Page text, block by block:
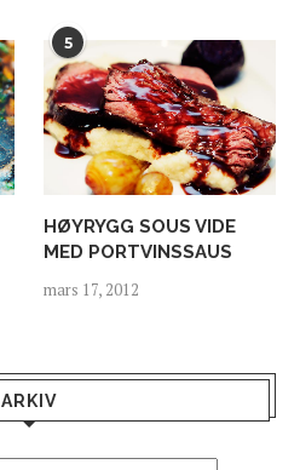
5
HØYRYGG SOUS VIDE
MED PORTVINSSAUS
mars 17, 2012
ARKIV